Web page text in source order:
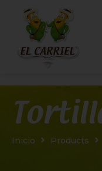
Inicio Products